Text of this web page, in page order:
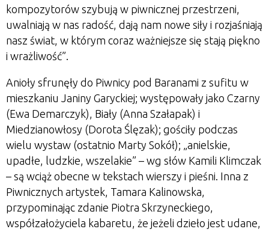
kompozytorów szybują w piwnicznej przestrzeni,
uwalniają w nas radość, dają nam nowe siły i rozjaśniają
nasz świat, w którym coraz ważniejsze się stają piękno
i wrażliwość”.
Anioły sfrunęły do Piwnicy pod Baranami z sufitu w
mieszkaniu Janiny Garyckiej; występowały jako Czarny
(Ewa Demarczyk), Biały (Anna Szałapak) i
Miedzianowłosy (Dorota Ślęzak); gościły podczas
wielu wystaw (ostatnio Marty Sokół); „anielskie,
upadłe, ludzkie, wszelakie” – wg słów Kamili Klimczak
– są wciąż obecne w tekstach wierszy i pieśni. Inna z
Piwnicznych artystek, Tamara Kalinowska,
przypominając zdanie Piotra Skrzyneckiego,
współzałożyciela kabaretu, że jeżeli dzieło jest udane,